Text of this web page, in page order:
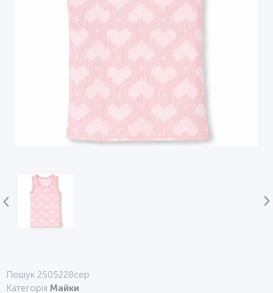
Пошук 2505228сер
Категорія Майки